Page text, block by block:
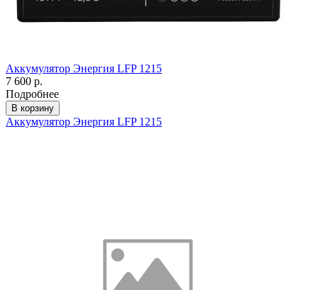
Аккумулятор Энергия LFP 1215
7 600 р.
Подробнее
В корзину
Аккумулятор Энергия LFP 1215